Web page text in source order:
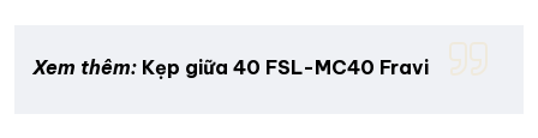
Xem thêm: Kẹp giữa 40 FSL-MC40 Fravi